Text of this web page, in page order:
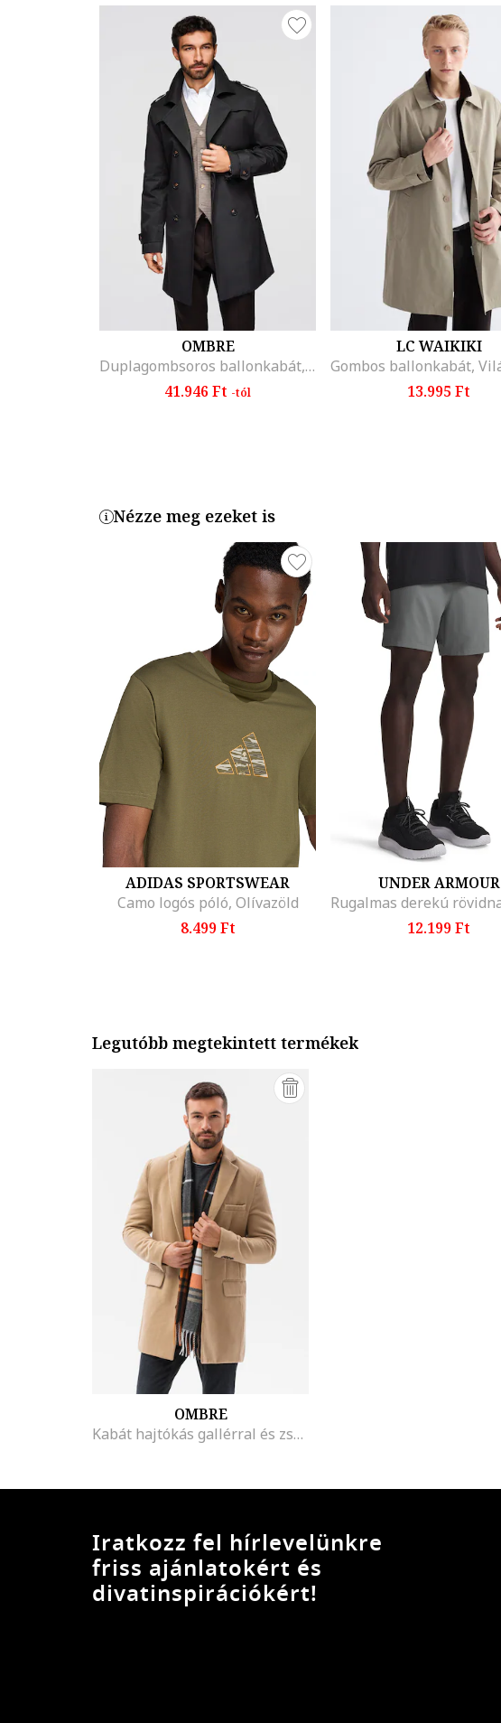
OMBRE
Duplagombsoros ballonkabát, Fekete
41.946 Ft -tól
LC WAIKIKI
13.995 Ft
Nézze meg ezeket is
ADIDAS SPORTSWEAR
Camo logós póló, Olívazöld
8.499 Ft
UNDER ARMOUR
12.199 Ft
Legutóbb megtekintett termékek
OMBRE
Kabát hajtókás gallérral és zsebekkel, Tevebarna
Iratkozz fel hírlevelünkre
friss ajánlatokért és
divatinspirációkért!